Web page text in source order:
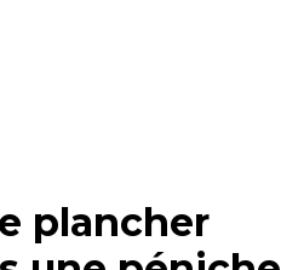
plancher